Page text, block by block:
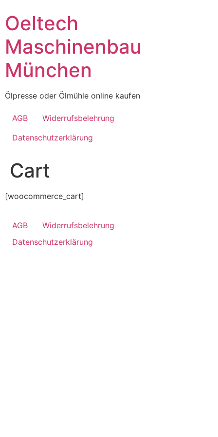
to
content
Oeltech
Maschinenbau
München
Ölpresse oder Ölmühle online kaufen
AGB
Widerrufsbelehrung
Datenschutzerklärung
Cart
[woocommerce_cart]
AGB
Widerrufsbelehrung
Datenschutzerklärung